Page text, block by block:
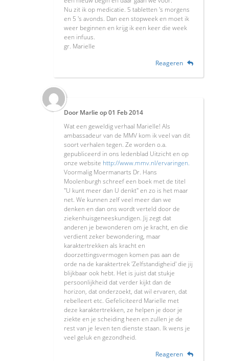
Nu zit ik op medicatie. 5 tabletten 's morgens
en 5 's avonds. Dan een stopweek en moet ik
weer beginnen en krijg ik een keer die week
een infuus.
gr. Marielle
Reageren
Door Marlieop01 Feb 2014
Wat een geweldig verhaal Marielle! Als
ambassadeur van de MMV kom ik veel van dit
soort verhalen tegen. Ze worden o.a.
gepubliceerd in ons ledenblad Uitzicht en op
onze website http://www.mmv.nl/ervaringen.
Voormalig Moermanarts Dr. Hans
Moolenburgh schreef een boek met de titel
"U kunt meer dan U denkt" en zo is het maar
net. We kunnen zelf veel meer dan we
denken en dan ons wordt verteld door de
ziekenhuisgeneeskundigen. Jij zegt dat
anderen je bewonderen om je kracht, en die
verdient zeker bewondering, maar
karaktertrekken als kracht en
doorzettingsvermogen komen pas aan de
orde na de karaktertrek 'Zelfstandigheid' die jij
blijkbaar ook hebt. Het is juist dat stukje
persoonlijkheid dat verder kijkt dan de
horizon, dat onderzoekt, dat wil ervaren, dat
rebelleert etc. Gefeliciteerd Marielle met
deze karaktertrekken, ze helpen je door je
ziekte en je scheiding heen en zullen je de
rest van je leven ten dienste staan. Ik wens je
veel geluk en gezondheid.
Reageren